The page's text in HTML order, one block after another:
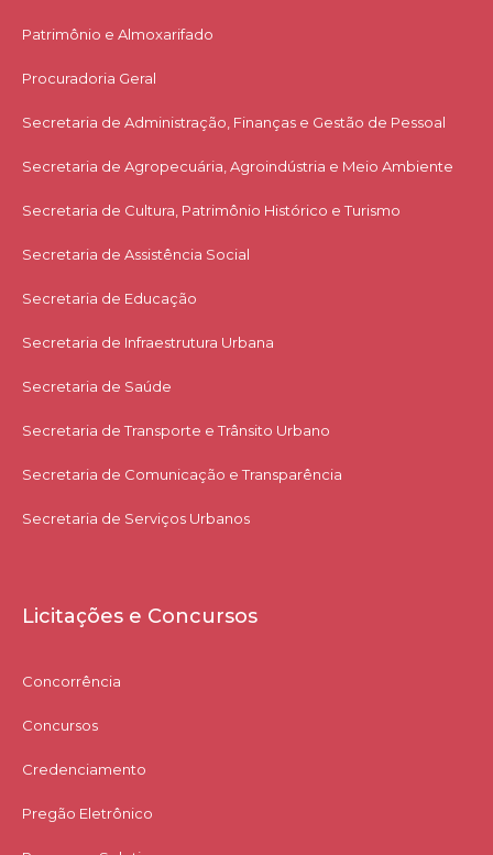
Patrimônio e Almoxarifado
Procuradoria Geral
Secretaria de Administração, Finanças e Gestão de Pessoal
Secretaria de Agropecuária, Agroindústria e Meio Ambiente
Secretaria de Cultura, Patrimônio Histórico e Turismo
Secretaria de Assistência Social
Secretaria de Educação
Secretaria de Infraestrutura Urbana
Secretaria de Saúde
Secretaria de Transporte e Trânsito Urbano
Secretaria de Comunicação e Transparência
Secretaria de Serviços Urbanos
Licitações e Concursos
Concorrência
Concursos
Credenciamento
Pregão Eletrônico